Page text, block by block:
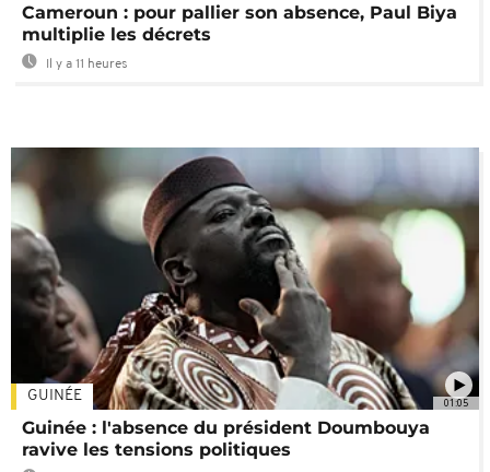
Cameroun : pour pallier son absence, Paul Biya
multiplie les décrets
Il y a 11 heures
01:05
GUINÉE
Guinée : l'absence du président Doumbouya
ravive les tensions politiques